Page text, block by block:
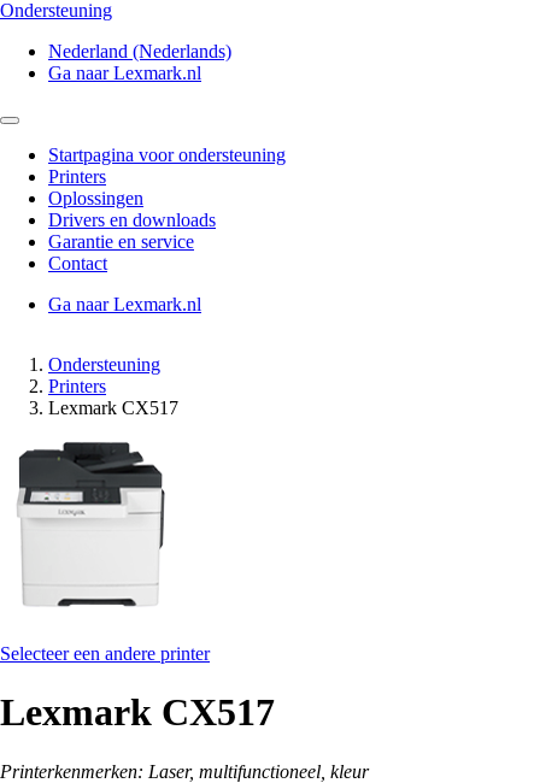
Ondersteuning
Nederland (Nederlands)
Ga naar Lexmark.nl
Startpagina voor ondersteuning
Printers
Oplossingen
Drivers en downloads
Garantie en service
Contact
Ga naar Lexmark.nl
Ondersteuning
Printers
Lexmark CX517
Selecteer een andere printer
Lexmark CX517
Printerkenmerken: Laser, multifunctioneel, kleur